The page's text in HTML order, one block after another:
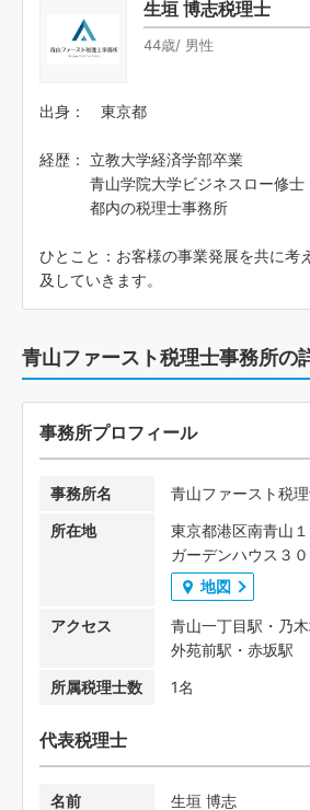
生垣 博志税理士
44歳/ 男性
出身： 東京都
経歴： 立教大学経済学部卒業
青山学院大学ビジネスロー修士
都内の税理士事務所
ひとこと：お客様の事業発展を共に考
及していきます。
青山ファースト税理士事務所の
事務所プロフィール
事務所名
青山ファースト税
所在地
東京都港区南青山
ガーデンハウス３０
地図
アクセス
青山一丁目駅・乃
外苑前駅・赤坂駅
所属税理士数
1名
代表税理士
名前
生垣 博志